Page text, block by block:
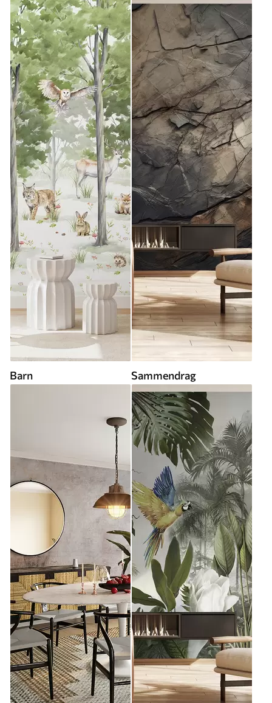
Barn Sammendrag